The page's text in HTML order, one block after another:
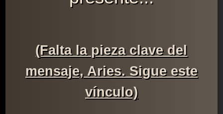
(Falta la pieza clave del
mensaje, Aries. Sigue este
vínculo)